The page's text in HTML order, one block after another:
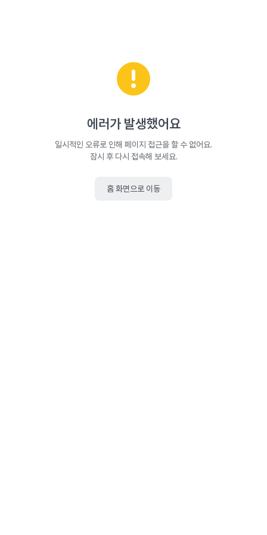
에러가 발생했어요
일시적인 오류로 인해 페이지 접근을 할 수 없어요.
잠시 후 다시 접속해 보세요.
홈 화면으로 이동